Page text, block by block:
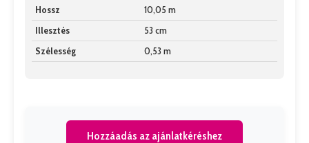
Hossz
10,05 m
Illesztés
53 cm
Szélesség
0,53 m
Hozzáadás az ajánlatkéréshez